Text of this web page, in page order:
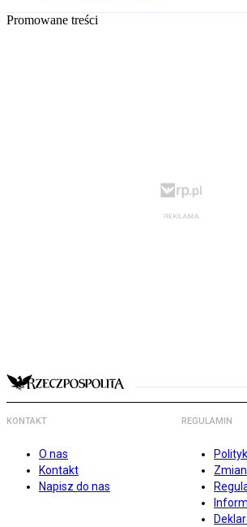
Promowane treści
KONTAKT
O nas
Kontakt
Napisz do nas
REGULAMIN